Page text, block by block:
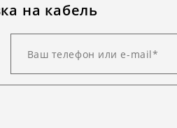
на кабель